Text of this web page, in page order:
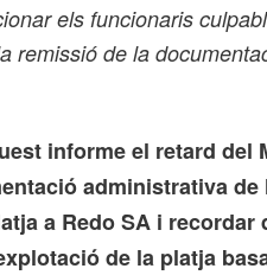
els funcionaris
remissió de la
informe el retard del
administrativa de
a Redo SA i recordar
de la platja